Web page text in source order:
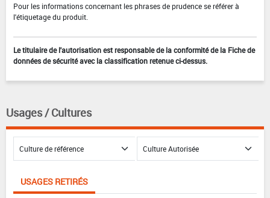
Pour les informations concernant les phrases de prudence se référer à
l'étiquetage du produit.
Le titulaire de l'autorisation est responsable de la conformité de la Fiche de
données de sécurité avec la classification retenue ci-dessus.
Usages / Cultures
USAGES RETIRÉS